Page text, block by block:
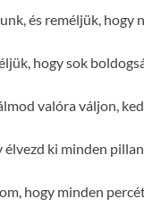
és reméljük, hogy
hogy sok
valóra váljon,
élvezd ki minden
hogy minden